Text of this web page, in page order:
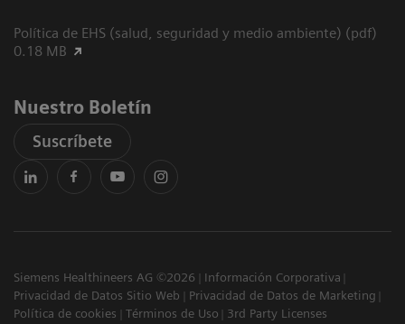
Política de EHS (salud, seguridad y medio ambiente) (pdf)
0.18 MB
Nuestro Boletín
Suscríbete
Siemens Healthineers AG ©2026
Información Corporativa
Privacidad de Datos Sitio Web
Privacidad de Datos de Marketing
Política de cookies
Términos de Uso 3rd Party Licenses